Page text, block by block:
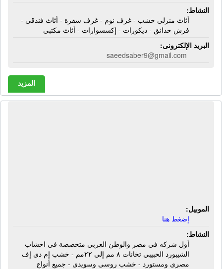
النشاط:
أثاث منزلى خشب - غرف نوم - غرف سفرة - أثاث فندقى -
فرش حدائق - ديكورات - إكسسوارات - أثاث مكتبى
البريد الإلكترونى:
saeedsaber9@gmail.com
المزيد
الموبيل:
إضغط هنا
النشاط:
أول شركه في مصر والوطن العربي متخصصة في اخشاب
الشيبورد الحبيبي تخانات ٨ مم إلى ٢٢مم - خشب إم دى إف
مصرى ومستورد - خشب روسى وسويدى - جميع أنواع